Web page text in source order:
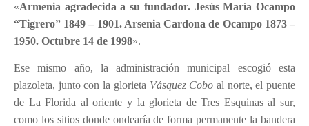
«Armenia agradecida a su fundador. Jesús María Ocampo
“Tigrero” 1849 – 1901. Arsenia Cardona de Ocampo 1873 –
1950. Octubre 14 de 1998».
Ese mismo año, la administración municipal escogió esta
plazoleta, junto con la glorieta Vásquez Cobo al norte, el puente
de La Florida al oriente y la glorieta de Tres Esquinas al sur,
como los sitios donde ondearía de forma permanente la bandera